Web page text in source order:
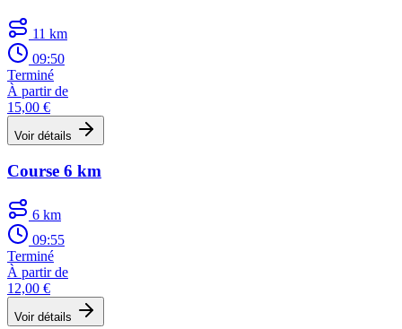
11 km
09:50
Terminé
À partir de
15,00 €
Voir détails
Course 6 km
6 km
09:55
Terminé
À partir de
12,00 €
Voir détails